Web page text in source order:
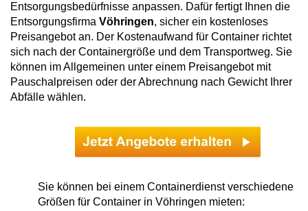
Entsorgungsbedürfnisse anpassen. Dafür fertigt Ihnen die
Entsorgungsfirma Vöhringen, sicher ein kostenloses
Preisangebot an. Der Kostenaufwand für Container richtet
sich nach der Containergröße und dem Transportweg. Sie
können im Allgemeinen unter einem Preisangebot mit
Pauschalpreisen oder der Abrechnung nach Gewicht Ihrer
Abfälle wählen.
Sie können bei einem Containerdienst verschiedene
Größen für Container in Vöhringen mieten: